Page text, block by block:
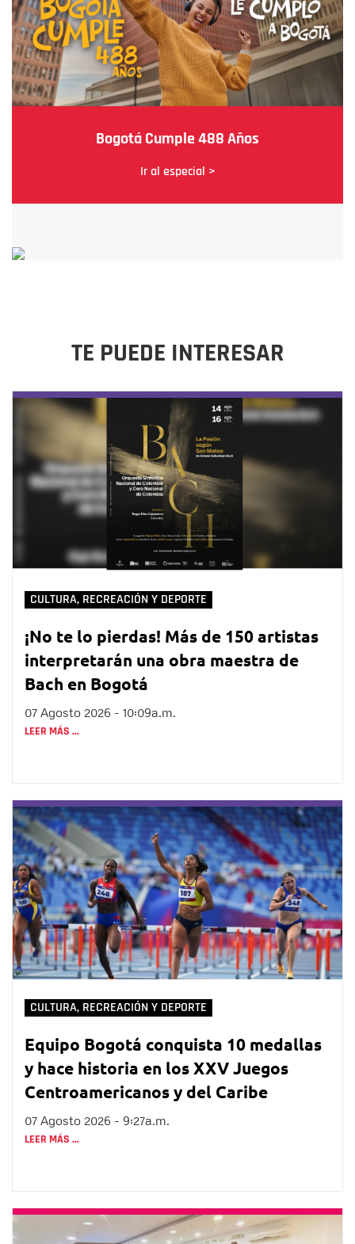
Bogotá Cumple 488 Años
Ir al especial >
TE PUEDE INTERESAR
CULTURA, RECREACIÓN Y DEPORTE
¡No te lo pierdas! Más de 150 artistas
interpretarán una obra maestra de
Bach en Bogotá
07 Agosto 2026 - 10:09a.m.
LEER MÁS ...
CULTURA, RECREACIÓN Y DEPORTE
Equipo Bogotá conquista 10 medallas
y hace historia en los XXV Juegos
Centroamericanos y del Caribe
07 Agosto 2026 - 9:27a.m.
LEER MÁS ...